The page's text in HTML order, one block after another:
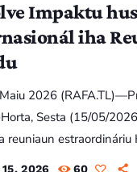
Impaktu
iha
2026
Sesta (15/05/
reuniaun estraordináriu
órgaun konsultivu
15, 2026 60